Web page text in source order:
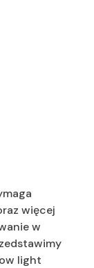
więcej
w
light